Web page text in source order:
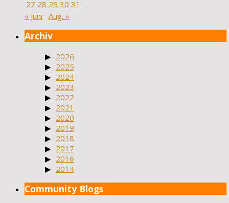
27 28 29 30 31
« Juni
Aug. »
Archiv
2026
2025
2024
2023
2022
2021
2020
2019
2018
2017
2016
2014
Community Blogs